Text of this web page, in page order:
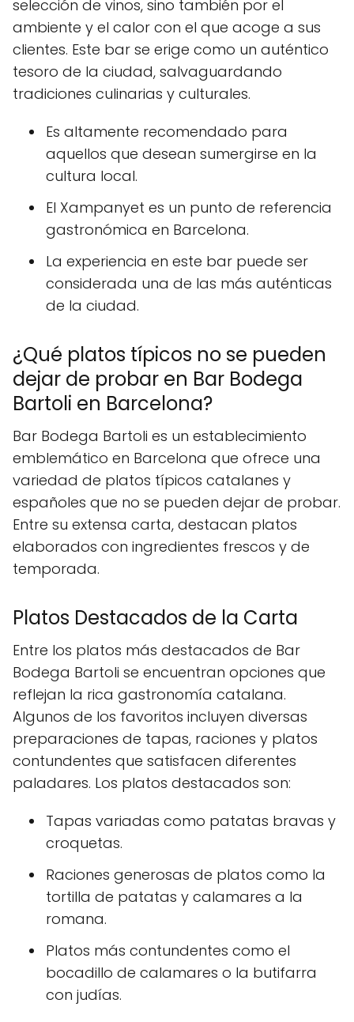
selección de vinos, sino también por el
ambiente y el calor con el que acoge a sus
clientes. Este bar se erige como un auténtico
tesoro de la ciudad, salvaguardando
tradiciones culinarias y culturales.
Es altamente recomendado para
aquellos que desean sumergirse en la
cultura local.
El Xampanyet es un punto de referencia
gastronómica en Barcelona.
La experiencia en este bar puede ser
considerada una de las más auténticas
de la ciudad.
¿Qué platos típicos no se pueden
dejar de probar en Bar Bodega
Bartoli en Barcelona?
Bar Bodega Bartoli es un establecimiento
emblemático en Barcelona que ofrece una
variedad de platos típicos catalanes y
españoles que no se pueden dejar de probar.
Entre su extensa carta, destacan platos
elaborados con ingredientes frescos y de
temporada.
Platos Destacados de la Carta
Entre los platos más destacados de Bar
Bodega Bartoli se encuentran opciones que
reflejan la rica gastronomía catalana.
Algunos de los favoritos incluyen diversas
preparaciones de tapas, raciones y platos
contundentes que satisfacen diferentes
paladares. Los platos destacados son:
Tapas variadas como patatas bravas y
croquetas.
Raciones generosas de platos como la
tortilla de patatas y calamares a la
romana.
Platos más contundentes como el
bocadillo de calamares o la butifarra
con judías.